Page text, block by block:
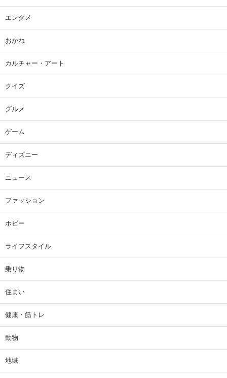
エンタメ
おかね
カルチャー・アート
クイズ
グルメ
ゲーム
ディズニー
ニュース
ファッション
ホビー
ライフスタイル
乗り物
住まい
健康・筋トレ
動物
地域